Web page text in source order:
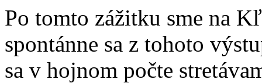
Po tomto zážitku sme na
spontánne sa z tohoto
sa v hojnom počte